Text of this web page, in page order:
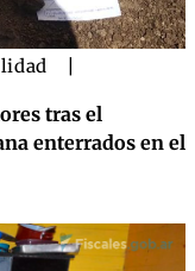
tras el
enterrados en el